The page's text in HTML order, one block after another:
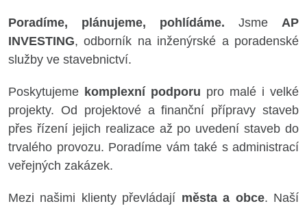
Poradíme, plánujeme, pohlídáme. Jsme AP
INVESTING, odborník na inženýrské a poradenské
služby ve stavebnictví.
Poskytujeme komplexní podporu pro malé i velké
projekty. Od projektové a finanční přípravy staveb
přes řízení jejich realizace až po uvedení staveb do
trvalého provozu. Poradíme vám také s administrací
veřejných zakázek.
Mezi našimi klienty převládají města a obce. Naší